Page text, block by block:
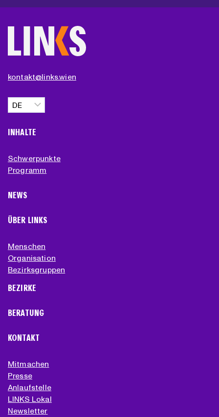
kontakt@links.wien
Sprache
auswählen
INHALTE
Schwerpunkte
Programm
NEWS
ÜBER LINKS
Menschen
Organisation
Bezirksgruppen
BEZIRKE
BERATUNG
KONTAKT
Mitmachen
Presse
Anlaufstelle
LINKS Lokal
Newsletter